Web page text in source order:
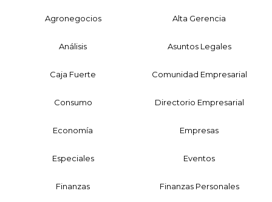
Agronegocios Alta Gerencia
Análisis Asuntos Legales
Caja Fuerte Comunidad Empresarial
Consumo Directorio Empresarial
Economía Empresas
Especiales Eventos
Finanzas Finanzas Personales